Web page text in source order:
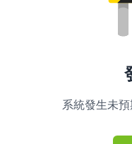
系統發生未預